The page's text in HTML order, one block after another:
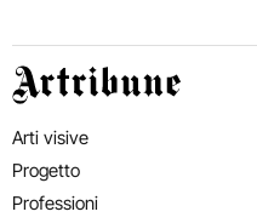
Artribune
Arti visive
Progetto
Professioni